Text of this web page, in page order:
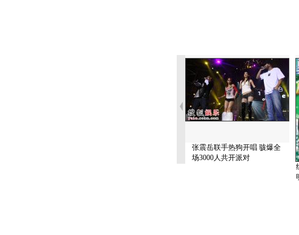
张震岳联手热狗开唱 骇爆全
场3000人共开派对